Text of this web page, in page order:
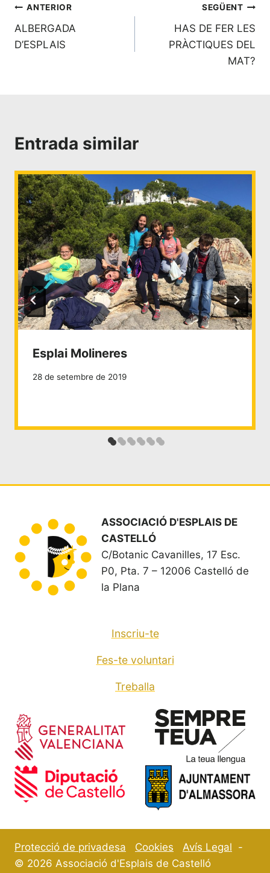
Navegació
d'entrades
ANTERIOR
ALBERGADA
D’ESPLAIS
SEGÜENT
HAS DE FER LES
PRÀCTIQUES DEL
MAT?
Entrada similar
Esplai Molineres
28 de setembre de 2019
ASSOCIACIÓ D'ESPLAIS DE
CASTELLÓ
C/Botanic Cavanilles, 17 Esc.
P0, Pta. 7 – 12006 Castelló de
la Plana
Inscriu-te
Fes-te voluntari
Treballa
Protecció de privadesa Cookies Avís Legal -
© 2026 Associació d'Esplais de Castelló